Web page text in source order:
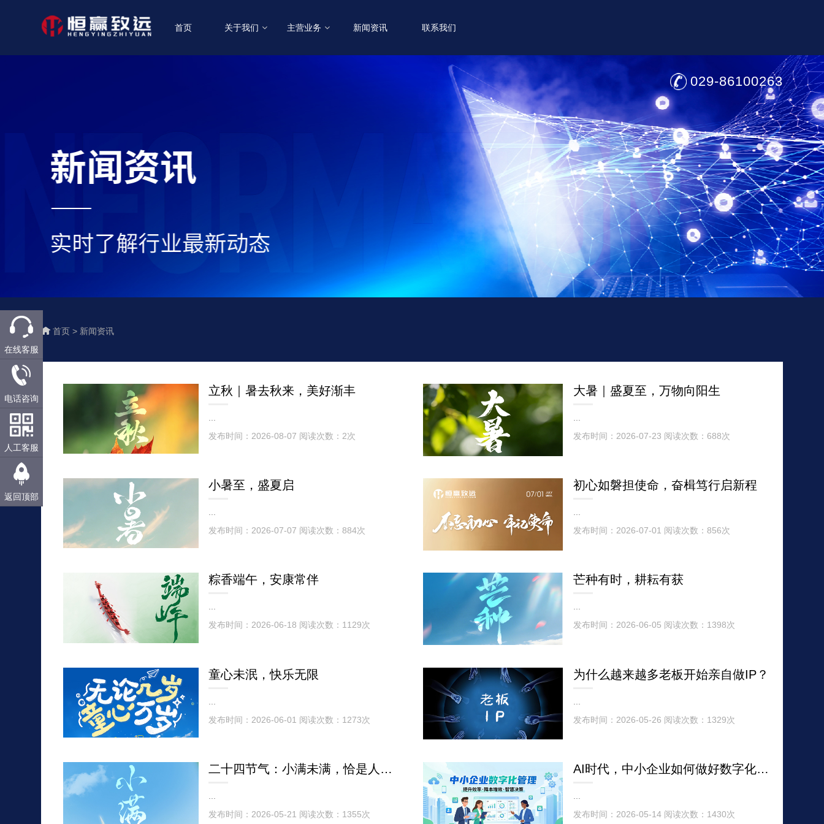
首页 关于我们 主营业务 新闻资讯 联系我们
029-86100263
首页 > 新闻资讯
立秋｜暑去秋来，美好渐丰
...
发布时间：2026-08-07 阅读次数：2次
大暑｜盛夏至，万物向阳生
...
发布时间：2026-07-23 阅读次数：688次
小暑至，盛夏启
...
发布时间：2026-07-07 阅读次数：884次
初心如磐担使命，奋楫笃行启新程
...
发布时间：2026-07-01 阅读次数：856次
粽香端午，安康常伴
...
发布时间：2026-06-18 阅读次数：1129次
芒种有时，耕耘有获
...
发布时间：2026-06-05 阅读次数：1398次
童心未泯，快乐无限
发布时间：2026-06-01 阅读次数：1273次
为什么越来越多老板开始亲自做IP？
发布时间：2026-05-26 阅读次数：1329次
二十四节气：小满未满，恰是人生好时节
发布时间：2026-05-21 阅读次数：1355次
AI时代，中小企业如何做好数字化管理？
发布时间：2026-05-14 阅读次数：1430次
在线客服
电话咨询
人工客服
返回顶部